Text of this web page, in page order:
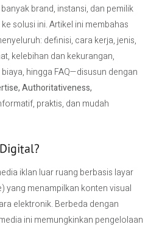
brand, instansi, dan pemilik
solusi ini. Artikel ini membahas
definisi, cara kerja, jenis,
kelebihan dan kekurangan,
hingga FAQ—disusun dengan
Authoritativeness,
praktis, dan mudah
iklan luar ruang berbasis layar
yang menampilkan konten visual
elektronik. Berbeda dengan
ini memungkinkan pengelolaan